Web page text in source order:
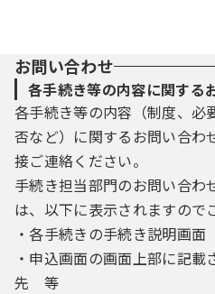
お問い合わせ
各手続き等の内容に関する
各手続き等の内容（制度、必
否など）に関するお問い合わ
接ご連絡ください。
手続き担当部門のお問い合わ
は、以下に表示されますので
・各手続きの手続き説明画面
・申込画面の画面上部に記
先 等